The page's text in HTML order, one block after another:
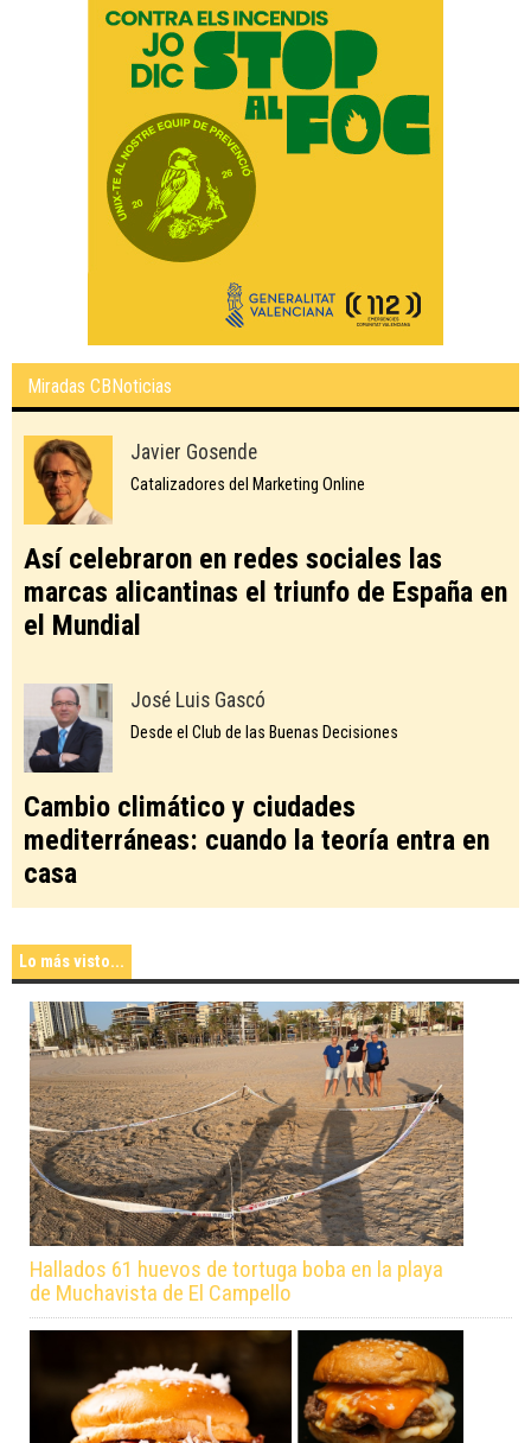
Miradas CBNoticias
Javier Gosende
Catalizadores del Marketing Online
Así celebraron en redes sociales las
marcas alicantinas el triunfo de España en
el Mundial
José Luis Gascó
Desde el Club de las Buenas Decisiones
Cambio climático y ciudades
mediterráneas: cuando la teoría entra en
casa
Lo más visto...
Hallados 61 huevos de tortuga boba en la playa
de Muchavista de El Campello